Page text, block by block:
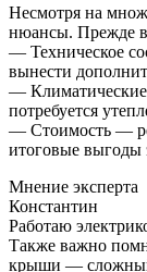
Несмотря на
нюансы. Прежде
— Техническое
вынести
—
потребуется
— Стоимость —
итоговые выгоды
Мнение эксперта
Константин
Работаю
Также важно
крыши — сложный